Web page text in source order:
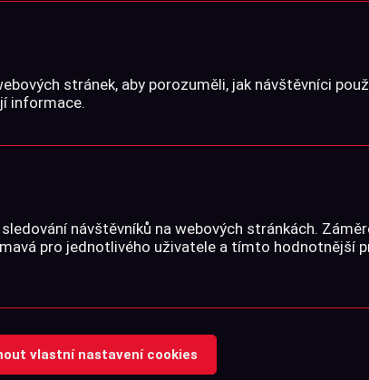
stránek, aby porozuměli, jak návštěvníci
informace.
návštěvníků na webových stránkách.
pro jednotlivého uživatele a tímto hodnotnější
vlastní nastavení cookies
Žádné soubory